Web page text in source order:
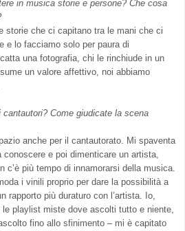
in musica storie e persone? Che cosa
storie che ci capitano tra le mani che ci
e lo facciamo solo per paura di
una fotografia, chi le rinchiude in un
un valore affettivo, noi abbiamo
cantautori? Come giudicate la scena
anche per il cantautorato. Mi spaventa
e poi dimenticare un artista,
c’è più tempo di innamorarsi della musica.
i vinili proprio per dare la possibilità a
rapporto più duraturo con l’artista. Io,
le playlist miste dove ascolti tutto e niente,
fino allo sfinimento – mi è capitato